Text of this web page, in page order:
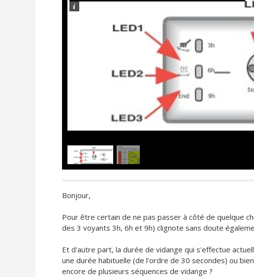
Bonjour,
Pour être certain de ne pas passer à côté de quelque
des 3 voyants 3h, 6h et 9h) clignote sans doute
Et d'autre part, la durée de vidange qui s'effectue
une durée habituelle (de l'ordre de 30 secondes) ou
encore de plusieurs séquences de vidange ?